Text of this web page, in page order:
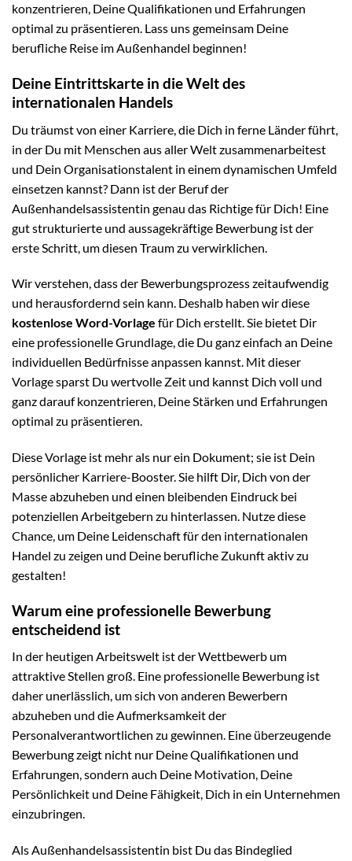
konzentrieren, Deine Qualifikationen und Erfahrungen
optimal zu präsentieren. Lass uns gemeinsam Deine
berufliche Reise im Außenhandel beginnen!
Deine Eintrittskarte in die Welt des
internationalen Handels
Du träumst von einer Karriere, die Dich in ferne Länder führt,
in der Du mit Menschen aus aller Welt zusammenarbeitest
und Dein Organisationstalent in einem dynamischen Umfeld
einsetzen kannst? Dann ist der Beruf der
Außenhandelsassistentin genau das Richtige für Dich! Eine
gut strukturierte und aussagekräftige Bewerbung ist der
erste Schritt, um diesen Traum zu verwirklichen.
Wir verstehen, dass der Bewerbungsprozess zeitaufwendig
und herausfordernd sein kann. Deshalb haben wir diese
kostenlose Word-Vorlage für Dich erstellt. Sie bietet Dir
eine professionelle Grundlage, die Du ganz einfach an Deine
individuellen Bedürfnisse anpassen kannst. Mit dieser
Vorlage sparst Du wertvolle Zeit und kannst Dich voll und
ganz darauf konzentrieren, Deine Stärken und Erfahrungen
optimal zu präsentieren.
Diese Vorlage ist mehr als nur ein Dokument; sie ist Dein
persönlicher Karriere-Booster. Sie hilft Dir, Dich von der
Masse abzuheben und einen bleibenden Eindruck bei
potenziellen Arbeitgebern zu hinterlassen. Nutze diese
Chance, um Deine Leidenschaft für den internationalen
Handel zu zeigen und Deine berufliche Zukunft aktiv zu
gestalten!
Warum eine professionelle Bewerbung
entscheidend ist
In der heutigen Arbeitswelt ist der Wettbewerb um
attraktive Stellen groß. Eine professionelle Bewerbung ist
daher unerlässlich, um sich von anderen Bewerbern
abzuheben und die Aufmerksamkeit der
Personalverantwortlichen zu gewinnen. Eine überzeugende
Bewerbung zeigt nicht nur Deine Qualifikationen und
Erfahrungen, sondern auch Deine Motivation, Deine
Persönlichkeit und Deine Fähigkeit, Dich in ein Unternehmen
einzubringen.
Als Außenhandelsassistentin bist Du das Bindeglied